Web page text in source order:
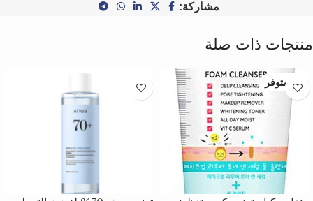
مشاركة:
منتجات ذات صلة
غير متوفر